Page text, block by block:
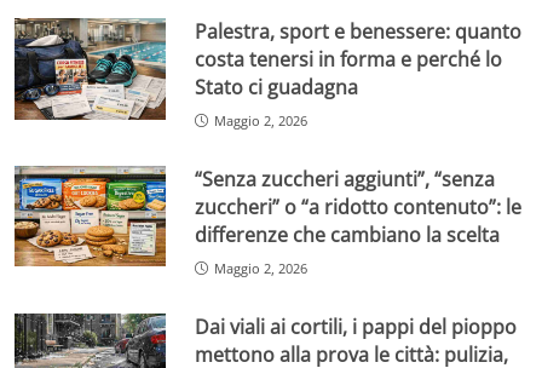
Palestra, sport e benessere: quanto
costa tenersi in forma e perché lo
Stato ci guadagna
Maggio 2, 2026
“Senza zuccheri aggiunti”, “senza
zuccheri” o “a ridotto contenuto”: le
differenze che cambiano la scelta
Maggio 2, 2026
Dai viali ai cortili, i pappi del pioppo
mettono alla prova le città: pulizia,